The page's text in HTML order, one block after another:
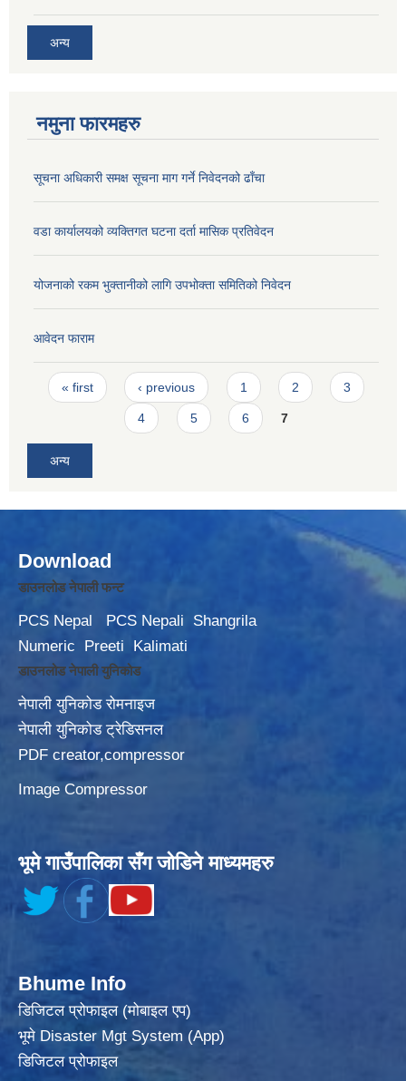
अन्य
नमुना फारमहरु
सूचना अधिकारी समक्ष सूचना माग गर्ने निवेदनको ढाँचा
वडा कार्यालयको व्यक्तिगत घटना दर्ता मासिक प्रतिवेदन
योजनाको रकम भुक्तानीको लागि उपभोक्ता समितिको निवेदन
आवेदन फाराम
Pages
« first ‹ previous 1 2 3
4 5 6 7
अन्य
Download
डाउनलोड नेपाली फन्ट
PCS Nepal PCS Nepali
Shangrila
Numeric
Preeti Kalimati
डाउनलोड नेपाली युनिकोड
नेपाली युनिकोड रोमनाइज
नेपाली युनिकोड ट्रेडिसनल
PDF creator,compressor
Image Compressor
भूमे गाउँपालिका सँग जोडिने माध्यमहरु
Bhume Info
डिजिटल प्रोफाइल (मोबाइल एप)
भूमे Disaster Mgt System (App)
डिजिटल प्रोफाइल